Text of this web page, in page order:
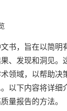
书，旨在以简明
、发现和洞见。
领域，以帮助决
以下内容将详细
量报告的方法。